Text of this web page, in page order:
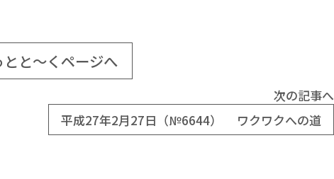
と～くページへ
次の記事へ
平成27年2月27日（№6644） ワクワクへの道